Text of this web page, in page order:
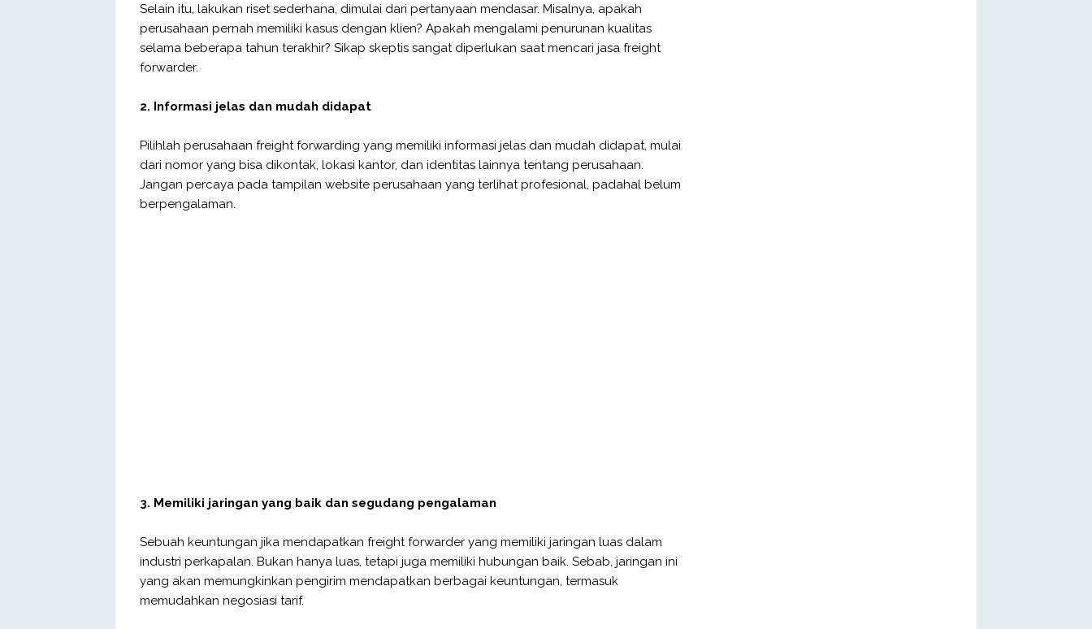
Selain itu, lakukan riset sederhana, dimulai dari pertanyaan mendasar. Misalnya, apakah
perusahaan pernah memiliki kasus dengan klien? Apakah mengalami penurunan kualitas
selama beberapa tahun terakhir? Sikap skeptis sangat diperlukan saat mencari jasa freight
forwarder.
2. Informasi jelas dan mudah didapat
Pilihlah perusahaan freight forwarding yang memiliki informasi jelas dan mudah didapat, mulai
dari nomor yang bisa dikontak, lokasi kantor, dan identitas lainnya tentang perusahaan.
Jangan percaya pada tampilan website perusahaan yang terlihat profesional, padahal belum
berpengalaman.
3. Memiliki jaringan yang baik dan segudang pengalaman
Sebuah keuntungan jika mendapatkan freight forwarder yang memiliki jaringan luas dalam
industri perkapalan. Bukan hanya luas, tetapi juga memiliki hubungan baik. Sebab, jaringan ini
yang akan memungkinkan pengirim mendapatkan berbagai keuntungan, termasuk
memudahkan negosiasi tarif.